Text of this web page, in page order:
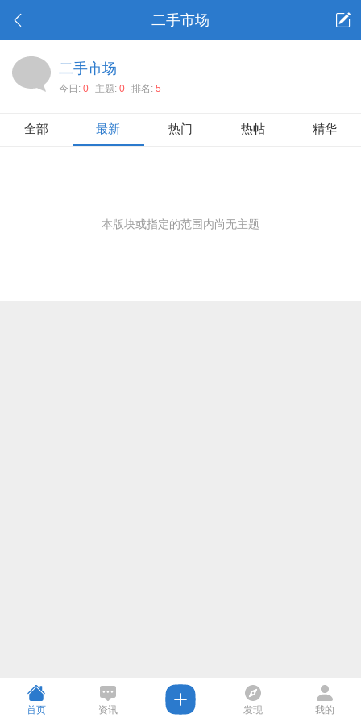
二手市场
二手市场
今日: 0 主题: 0 排名: 5
全部 最新 热门 热帖 精华
本版块或指定的范围内尚无主题
首页 资讯 发现 我的